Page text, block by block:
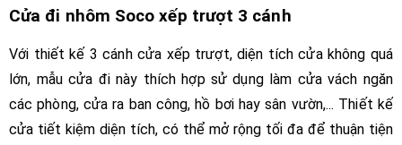
Cửa đi nhôm Soco xếp trượt 3 cánh
Với thiết kế 3 cánh cửa xếp trượt, diện tích cửa không quá
lớn, mẫu cửa đi này thích hợp sử dụng làm cửa vách ngăn
các phòng, cửa ra ban công, hồ bơi hay sân vườn,... Thiết kế
cửa tiết kiệm diện tích, có thể mở rộng tối đa để thuận tiện